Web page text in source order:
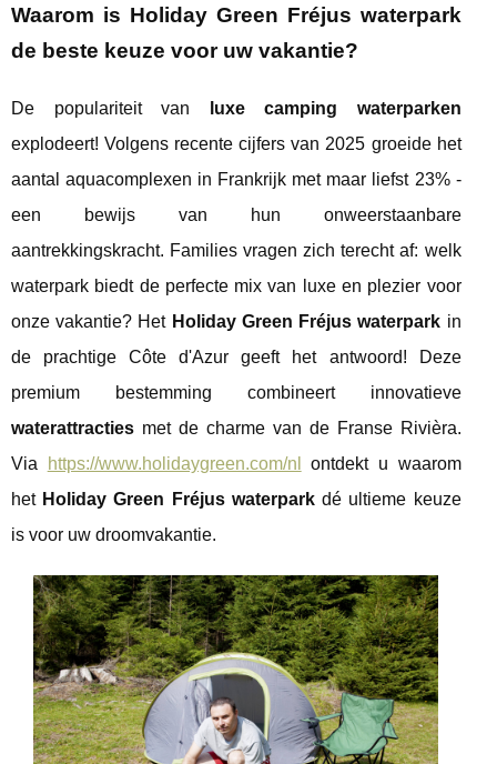
Waarom is Holiday Green Fréjus waterpark
de beste keuze voor uw vakantie?
De populariteit van
luxe camping waterparken
explodeert! Volgens recente cijfers van 2025 groeide het
aantal aquacomplexen in Frankrijk met maar liefst 23% -
een bewijs van hun onweerstaanbare
aantrekkingskracht. Families vragen zich terecht af: welk
waterpark biedt de perfecte mix van luxe en plezier voor
onze vakantie? Het Holiday Green Fréjus waterpark in
de prachtige Côte d'Azur geeft het antwoord! Deze
premium bestemming combineert innovatieve
waterattracties met de charme van de Franse Rivièra.
Via
https://www.holidaygreen.com/nl
ontdekt u waarom
het Holiday Green Fréjus waterparkdé ultieme keuze
is voor uw droomvakantie.